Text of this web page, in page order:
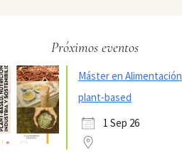
Próximos eventos
Máster en Alimentación
plant-based
1 Sep 26